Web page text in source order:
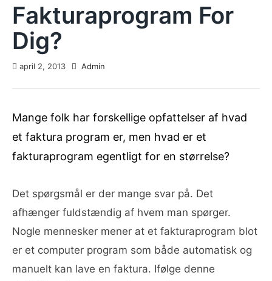
Fakturaprogram For
Dig?
april 2, 2013 Admin
Mange folk har forskellige opfattelser af hvad
et faktura program er, men hvad er et
fakturaprogram egentligt for en størrelse?
Det spørgsmål er der mange svar på. Det
afhænger fuldstændig af hvem man spørger.
Nogle mennesker mener at et fakturaprogram blot
er et computer program som både automatisk og
manuelt kan lave en faktura. Ifølge denne